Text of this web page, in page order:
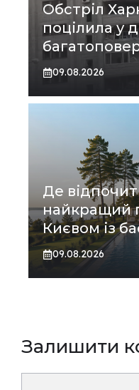
Обстріл
поцілила у
09.08.2026
Де
найкращий
Києвом із
09.08.2026
Залишити